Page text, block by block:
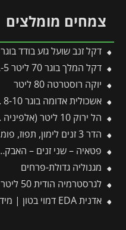
צמחים מומלצים
דקל זנב שועל גזע בודד בוגר
דקל המלך בוגר 70 ליטר 4-5 מטר
יוקה רוסטרטה 80 ליטר
אשכולית אדומה בוגר 8-10 צול
הל ירוק 10 ליטר (אלפיניה הדורה)
הדר 3 זנים לימון, תפוז, פומלה
פטאיה – שני זנים – האבקה עצמית
מגנוליה גדולת-פרחים
לגרסטרמיה הודית 50 ליטר
אדנית EDA דמוי בטון | מידות 78.5X29.5X60 ס"מ | אפור כהה